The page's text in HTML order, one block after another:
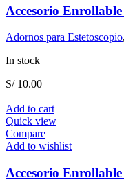
Accesorio
Adornos para Estetoscopio,
In stock
S/10.00
Add to cart
Quick view
Compare
Add to wishlist
Accesorio